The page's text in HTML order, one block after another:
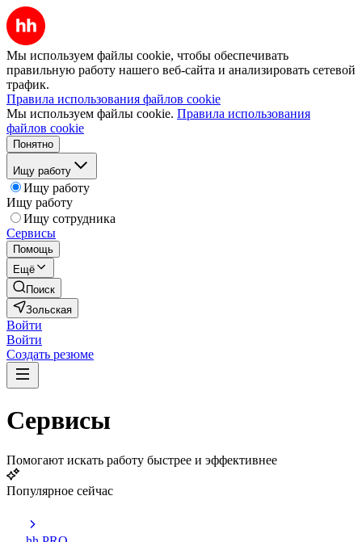
Мы используем файлы cookie, чтобы обеспечивать
правильную работу нашего веб-сайта и анализировать сетевой
трафик.
Правила использования файлов cookie
Мы используем файлы cookie. Правила использования
файлов cookie
Понятно
Ищу работу
Ищу работу
Ищу работу
Ищу сотрудника
Сервисы
Помощь
Ещё
Поиск
Зольская
Войти
Войти
Создать резюме
Сервисы
Помогают искать работу быстрее и эффективнее
Популярное сейчас